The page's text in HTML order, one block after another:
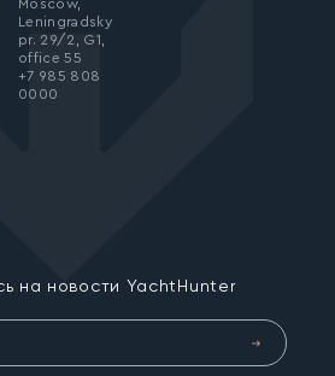
на новости YachtHunter
Moscow,
Leningradsky
pr. 29/2, G1,
office 55
+7 985 808
0000